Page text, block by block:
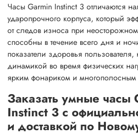
Часы Garmin Instinct 3 отличаются
ударопрочного корпуса, который
от следов износа при
способны в течение всего дня и
показатели здоровья
динамикой во время физических
ярким фонариком и многополосным
Заказать умные часы
Instinct 3 с
и доставкой по